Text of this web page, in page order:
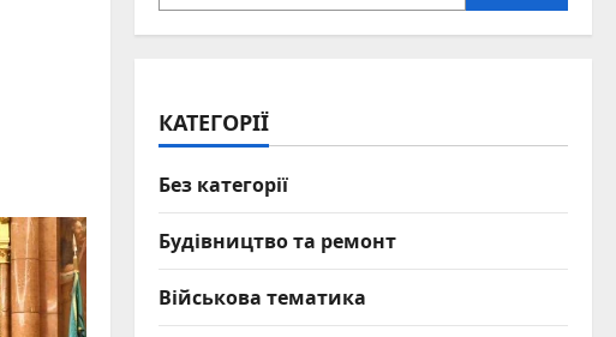
КАТЕГОРІЇ
Без категорії
Будівництво та ремонт
Військова тематика